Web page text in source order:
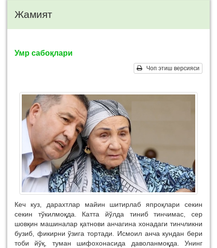
Жамият
Умр сабоқлари
Чоп этиш версияси
Кеч куз, дарахтлар майин шитирлаб япроқлари секин
секин тўкилмоқда. Катта йўлда тиниб тинчимас, сер
шовқин машиналар қатнови анчагина хонадаги тинчликни
бузиб, фикирни ўзига тортади. Исмоил анча кундан бери
тоби йўқ, туман шифохонасида даволанмоқда. Унинг